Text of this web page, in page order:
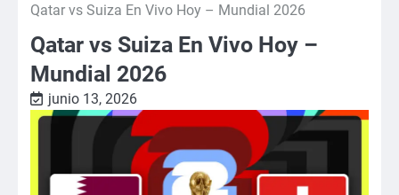
Qatar vs Suiza En Vivo Hoy – Mundial 2026
Qatar vs Suiza En Vivo Hoy –
Mundial 2026
junio 13, 2026